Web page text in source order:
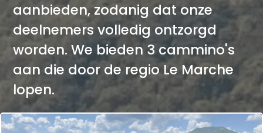
aanbieden, zodanig dat onze
deelnemers volledig ontzorgd
worden. We bieden 3 cammino's
aan die door de regio Le Marche
lopen.